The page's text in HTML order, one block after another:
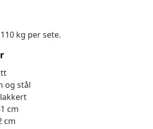
kg per sete.
og stål
cm
cm